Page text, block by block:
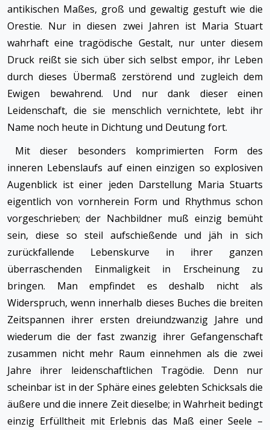
antikischen Maßes, groß und gewaltig gestuft wie die
Orestie. Nur in diesen zwei Jahren ist Maria Stuart
wahrhaft eine tragödische Gestalt, nur unter diesem
Druck reißt sie sich über sich selbst empor, ihr Leben
durch dieses Übermaß zerstörend und zugleich dem
Ewigen bewahrend. Und nur dank dieser einen
Leidenschaft, die sie menschlich vernichtete, lebt ihr
Name noch heute in Dichtung und Deutung fort.
Mit dieser besonders komprimierten Form des
inneren Lebenslaufs auf einen einzigen so explosiven
Augenblick ist einer jeden Darstellung Maria Stuarts
eigentlich von vornherein Form und Rhythmus schon
vorgeschrieben; der Nachbildner muß einzig bemüht
sein, diese so steil aufschießende und jäh in sich
zurückfallende Lebenskurve in ihrer ganzen
überraschenden Einmaligkeit in Erscheinung zu
bringen. Man empfindet es deshalb nicht als
Widerspruch, wenn innerhalb dieses Buches die breiten
Zeitspannen ihrer ersten dreiundzwanzig Jahre und
wiederum die der fast zwanzig ihrer Gefangenschaft
zusammen nicht mehr Raum einnehmen als die zwei
Jahre ihrer leidenschaftlichen Tragödie. Denn nur
scheinbar ist in der Sphäre eines gelebten Schicksals die
äußere und die innere Zeit dieselbe; in Wahrheit bedingt
einzig Erfülltheit mit Erlebnis das Maß einer Seele –